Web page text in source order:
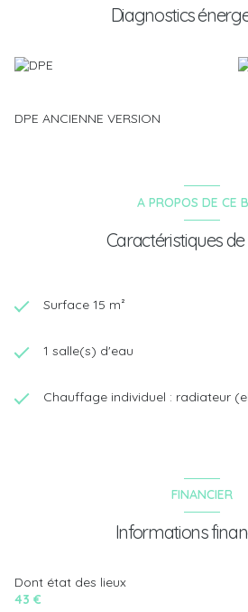
Diagnostics
DPE ANCIENNE VERSION
A PROPOS DE CE
Caractéristiques de
Surface 15 m²
1 salle(s) d'eau
Chauffage individuel : radiateur
FINANCIER
Informations
Dont état des lieux
43 €